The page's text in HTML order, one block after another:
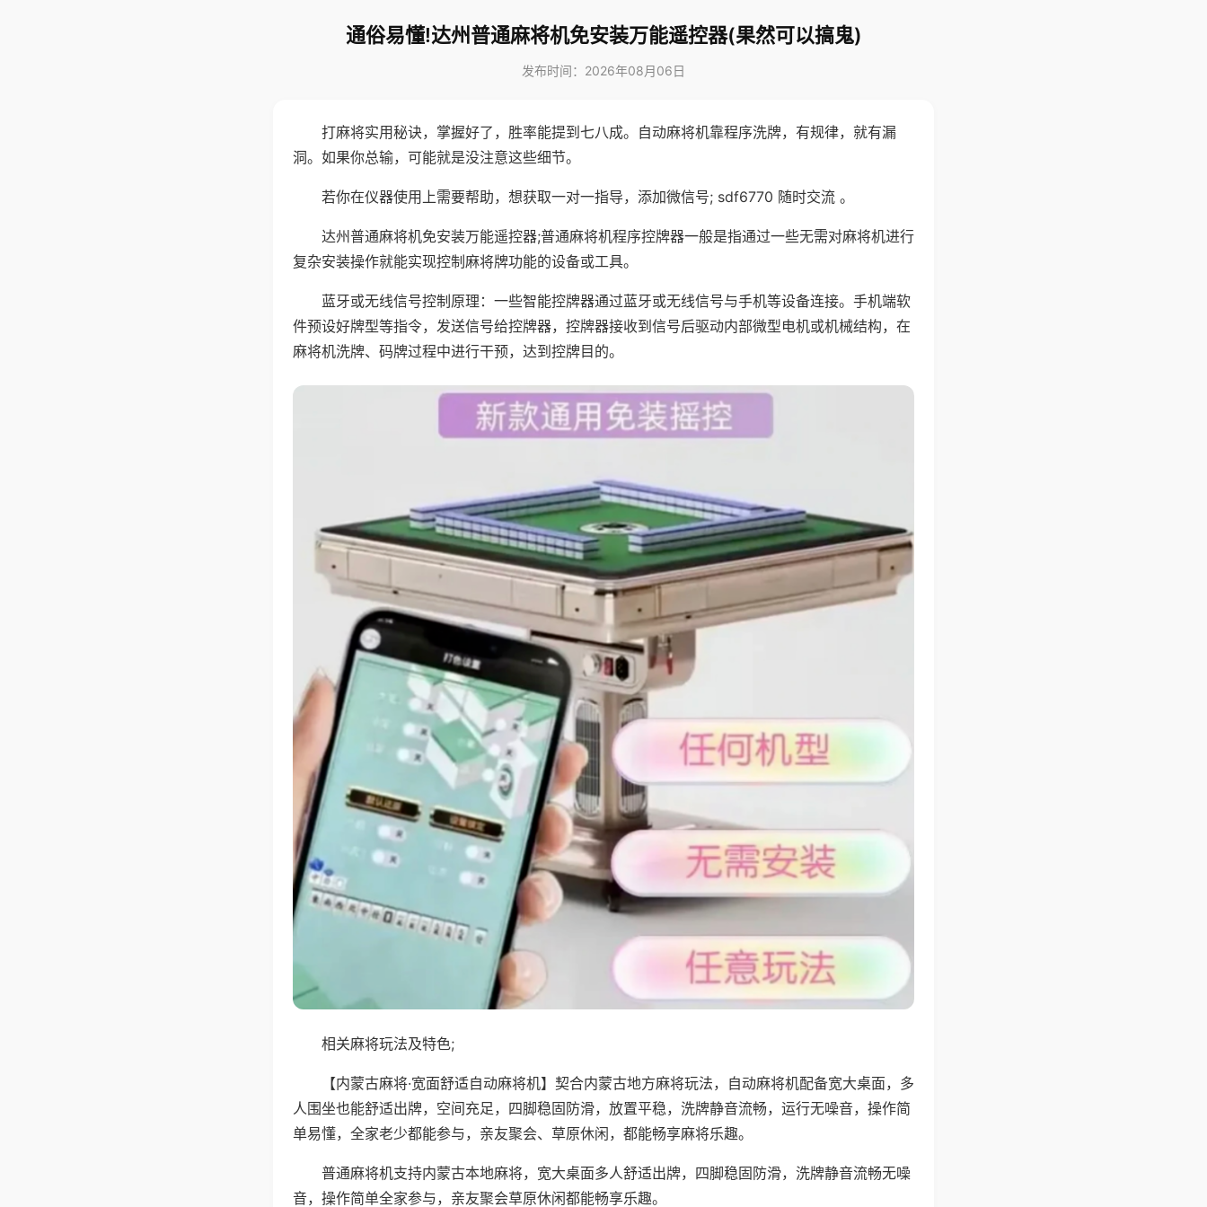
通俗易懂!达州普通麻将机免安装万能遥控器(果然可以搞鬼)
发布时间：2026年08月06日
打麻将实用秘诀，掌握好了，胜率能提到七八成。自动麻将机靠程序洗牌，有规律，就有漏
洞。如果你总输，可能就是没注意这些细节。
若你在仪器使用上需要帮助，想获取一对一指导，添加微信号; sdf6770 随时交流 。
达州普通麻将机免安装万能遥控器;普通麻将机程序控牌器一般是指通过一些无需对麻将机进行
复杂安装操作就能实现控制麻将牌功能的设备或工具。
蓝牙或无线信号控制原理：一些智能控牌器通过蓝牙或无线信号与手机等设备连接。手机端软
件预设好牌型等指令，发送信号给控牌器，控牌器接收到信号后驱动内部微型电机或机械结构，在
麻将机洗牌、码牌过程中进行干预，达到控牌目的。
相关麻将玩法及特色;
【内蒙古麻将·宽面舒适自动麻将机】契合内蒙古地方麻将玩法，自动麻将机配备宽大桌面，多
人围坐也能舒适出牌，空间充足，四脚稳固防滑，放置平稳，洗牌静音流畅，运行无噪音，操作简
单易懂，全家老少都能参与，亲友聚会、草原休闲，都能畅享麻将乐趣。
普通麻将机支持内蒙古本地麻将，宽大桌面多人舒适出牌，四脚稳固防滑，洗牌静音流畅无噪
音，操作简单全家参与，亲友聚会草原休闲都能畅享乐趣。